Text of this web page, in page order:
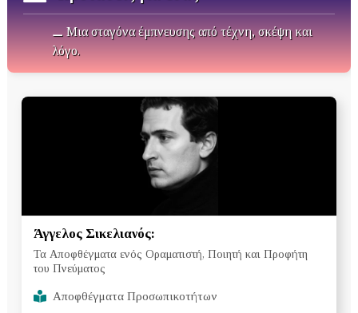
⚊ Μια σταγόνα έμπνευσης από τέχνη, σκέψη και
λόγο.
Άγγελος Σικελιανός:
Τα Αποφθέγματα ενός Οραματιστή, Ποιητή και Προφήτη
του Πνεύματος
Αποφθέγματα Προσωπικοτήτων